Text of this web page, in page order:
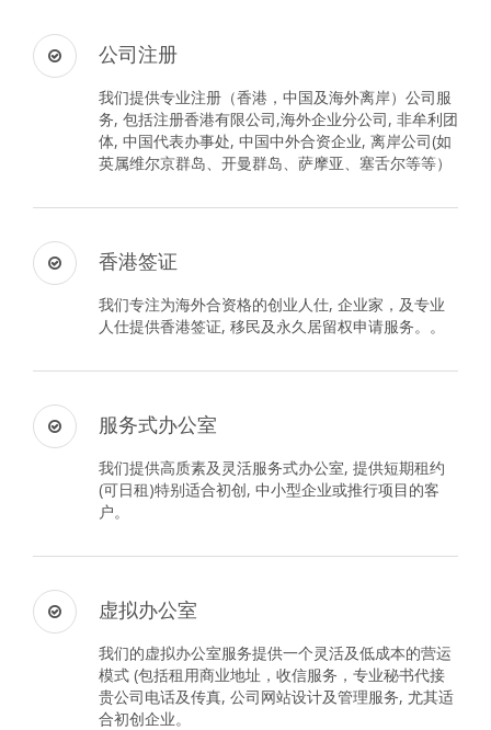
公司注册
我们提供专业注册（香港，中国及海外离岸）公司服
务, 包括注册香港有限公司,海外企业分公司, 非牟利团
体, 中国代表办事处, 中国中外合资企业, 离岸公司(如
英属维尔京群岛、开曼群岛、萨摩亚、塞舌尔等等）
香港签证
我们专注为海外合资格的创业人仕, 企业家，及专业
人仕提供香港签证, 移民及永久居留权申请服务。。
服务式办公室
我们提供高质素及灵活服务式办公室, 提供短期租约
(可日租)特别适合初创, 中小型企业或推行项目的客
户。
虚拟办公室
我们的虚拟办公室服务提供一个灵活及低成本的营运
模式 (包括租用商业地址，收信服务，专业秘书代接
贵公司电话及传真, 公司网站设计及管理服务, 尤其适
合初创企业。